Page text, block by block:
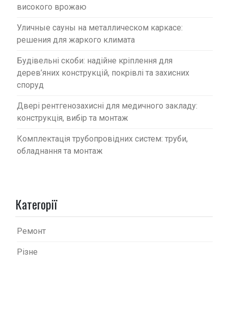
високого врожаю
Уличные сауны на металлическом каркасе:
решения для жаркого климата
Будівельні скоби: надійне кріплення для
дерев’яних конструкцій, покрівлі та захисних
споруд
Двері рентгенозахисні для медичного закладу:
конструкція, вибір та монтаж
Комплектація трубопровідних систем: труби,
обладнання та монтаж
Категорії
Ремонт
Різне